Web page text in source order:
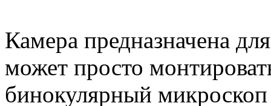
Камера предназначена
может просто
бинокулярный микроскоп